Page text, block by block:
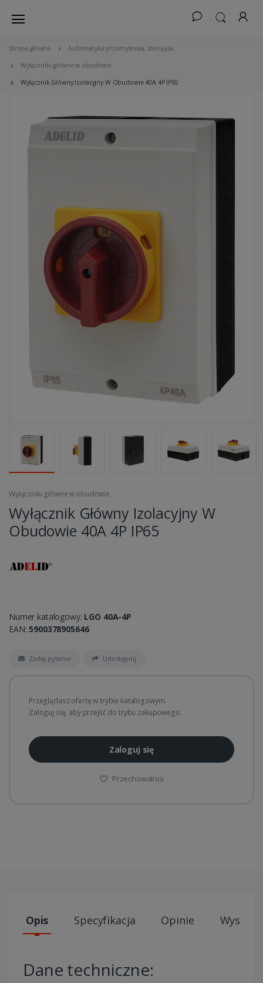
Strona główna Automatyka przemysłowa, sterująca
Wyłączniki główne w obudowie
Wyłącznik Główny Izolacyjny W Obudowie 40A 4P IP65
Wyłączniki główne w obudowie
Wyłącznik Główny Izolacyjny W
Obudowie 40A 4P IP65
Numer katalogowy: LGO 40A-4P
EAN:5900378905646
Zadaj pytanie Udostępnij
Przeglądasz ofertę w trybie katalogowym.
Zaloguj się, aby przejść do trybu zakupowego.
Zaloguj się
Przechowalnia
Opis Specyfikacja Opinie Wysyłki
Dane techniczne: